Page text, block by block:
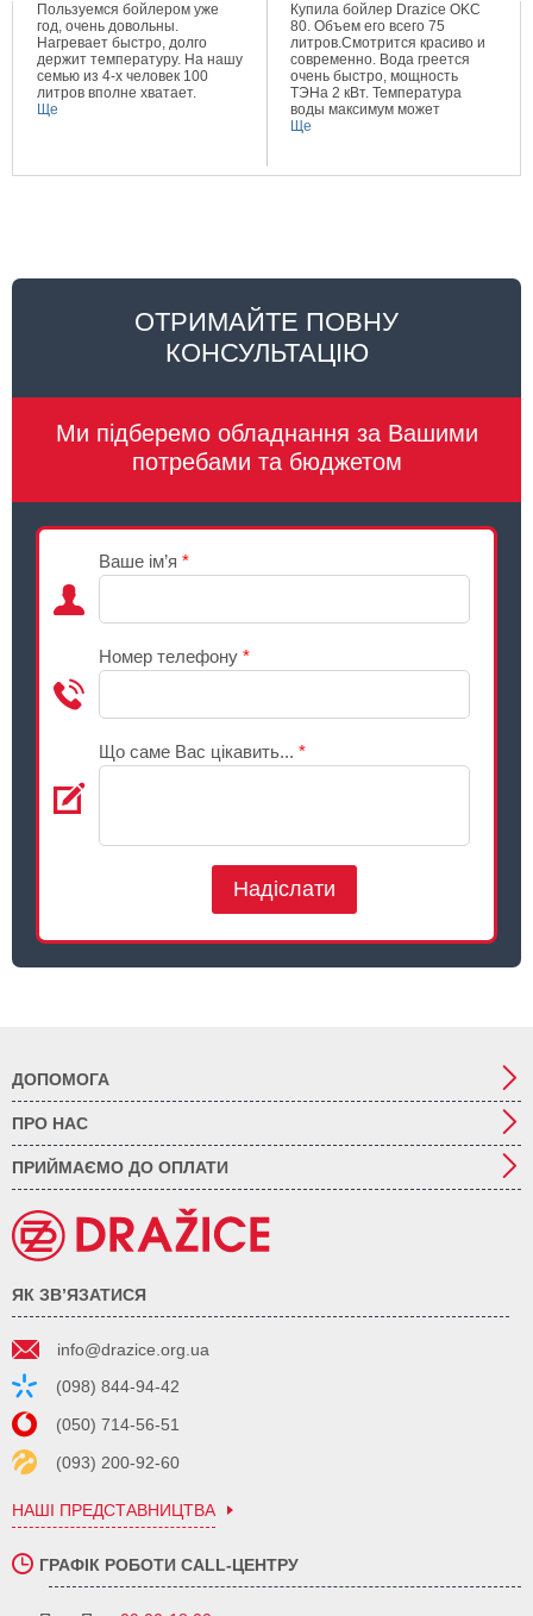
Пользуемся бойлером уже
год, очень довольны.
Нагревает быстро, долго
держит температуру. На нашу
семью из 4-х человек 100
литров вполне хватает.
Ще
Купила бойлер Drazice OKC
80. Объем его всего 75
литров.Смотрится красиво и
современно. Вода греется
очень быстро, мощность
ТЭНа 2 кВт. Температура
воды максимум может
составлять 80 градусов.
Ще
ОТРИМАЙТЕ ПОВНУ
КОНСУЛЬТАЦІЮ
Ми підберемо обладнання за Вашими
потребами та бюджетом
Ваше ім’я *
Номер телефону *
Що саме Вас цікавить... *
Надіслати
ДОПОМОГА
ПРО НАС
ПРИЙМАЄМО ДО ОПЛАТИ
ЯК ЗВ’ЯЗАТИСЯ
info@drazice.org.ua
(098) 844-94-42
(050) 714-56-51
(093) 200-92-60
НАШІ ПРЕДСТАВНИЦТВА
ГРАФІК РОБОТИ CALL-ЦЕНТРУ